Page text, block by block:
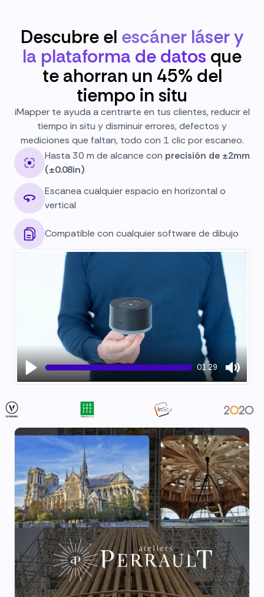
Descubre el escáner láser y
la plataforma de datos que
te ahorran un 45% del
tiempo in situ
iMapper te ayuda a centrarte en tus clientes, reducir el
tiempo in situ y disminuir errores, defectos y
mediciones que faltan, todo con 1 clic por escaneo.
Hasta 30 m de alcance con precisión de ±2mm
(±0.08in)
Escanea cualquier espacio en horizontal o
vertical
Compatible con cualquier software de dibujo
Play
01:29
Mute